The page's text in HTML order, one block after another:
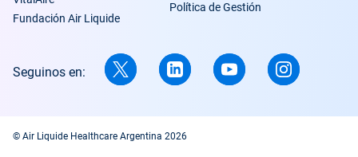
Fundación Air Liquide
Política de Gestión
Seguinos en:
© Air Liquide Healthcare Argentina 2026